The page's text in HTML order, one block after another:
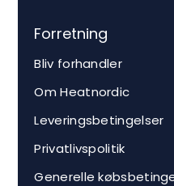
Forretning
Bliv forhandler
Om Heatnordic
Leveringsbetingelser
Privatlivspolitik
Generelle